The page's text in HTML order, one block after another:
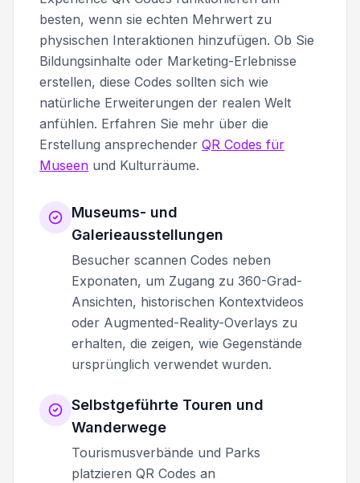
besten, wenn sie echten Mehrwert zu
physischen Interaktionen hinzufügen. Ob Sie
Bildungsinhalte oder Marketing-Erlebnisse
erstellen, diese Codes sollten sich wie
natürliche Erweiterungen der realen Welt
anfühlen. Erfahren Sie mehr über die
Erstellung ansprechender QR Codes für
Museen und Kulturräume.
Museums- und
Galerieausstellungen
Besucher scannen Codes neben
Exponaten, um Zugang zu 360-Grad-
Ansichten, historischen Kontextvideos
oder Augmented-Reality-Overlays zu
erhalten, die zeigen, wie Gegenstände
ursprünglich verwendet wurden.
Selbstgeführte Touren und
Wanderwege
Tourismusverbände und Parks
platzieren QR Codes an